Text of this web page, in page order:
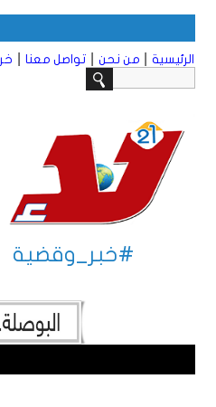
الرئيسية من نحن تواصل معنا
#خبر_وقضية